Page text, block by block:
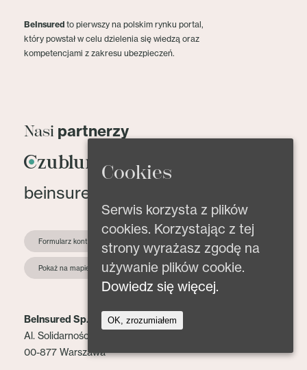
BeInsured to pierwszy na polskim rynku portal,
który powstał w celu dzielenia się wiedzą oraz
kompetencjami z zakresu ubezpieczeń.
Nasi partnerzy
beinsured@beinsured.pl
Formularz kontaktowy
Pokaż na mapie
BeInsured Sp. z o.o.
Al. Solidarności 153 lok. 2
00-877 Warszawa
Cookies
Serwis korzysta z plików
cookies. Korzystając z tej
strony wyrażasz zgodę na
używanie plików cookie.
Dowiedz się więcej.
OK, zrozumiałem